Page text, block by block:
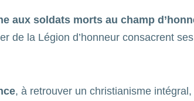
aux soldats morts au champ
de la Légion d’honneur consacrent
, à retrouver un christianisme